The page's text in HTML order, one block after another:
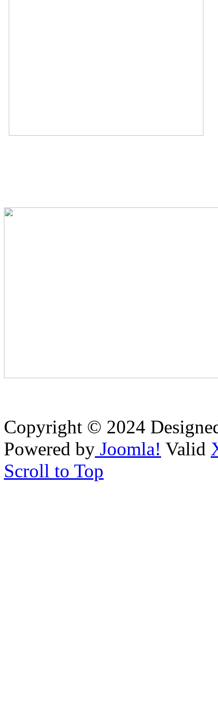
Copyright © 2024
Powered by Joomla! Valid
Scroll to Top